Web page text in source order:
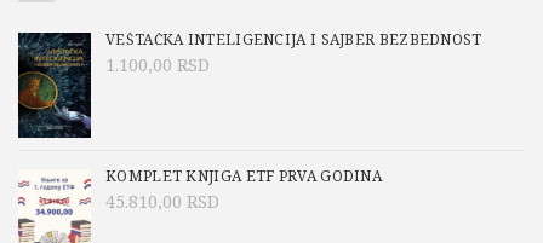
VEŠTAČKA INTELIGENCIJA I SAJBER BEZBEDNOST
1.100,00 RSD
KOMPLET KNJIGA ETF PRVA GODINA
45.810,00 RSD